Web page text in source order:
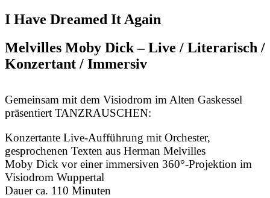
I Have Dreamed It Again
Melvilles Moby Dick – Live / Literarisch /
Konzertant / Immersiv
Gemeinsam mit dem Visiodrom im Alten Gaskessel
präsentiert TANZRAUSCHEN:
Konzertante Live-Aufführung mit Orchester,
gesprochenen Texten aus Herman Melvilles
Moby Dick vor einer immersiven 360°-Projektion im
Visiodrom Wuppertal
Dauer ca. 110 Minuten